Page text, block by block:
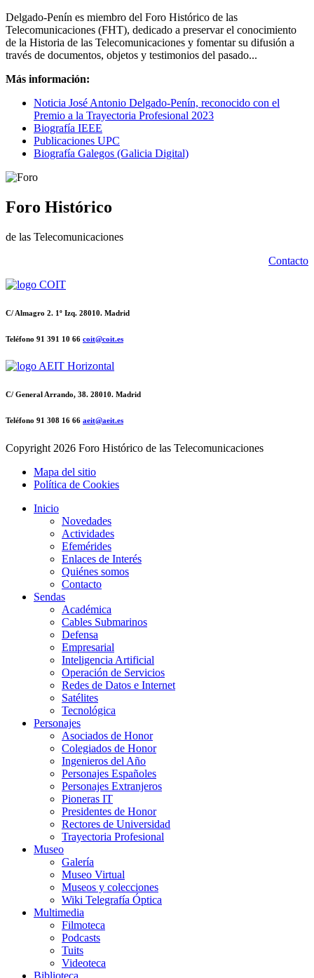
Delgado-Penín es miembro del Foro Histórico de las
Telecomunicaciones (FHT), dedicado a preservar el conocimiento
de la Historia de las Telecomunicaciones y fomentar su difusión a
través de documentos, objetos y testimonios del pasado...
Más información:
Noticia José Antonio Delgado-Penín, reconocido con el
Premio a la Trayectoria Profesional 2023
Biografía IEEE
Publicaciones UPC
Biografía Galegos (Galicia Digital)
Foro Histórico
de las Telecomunicaciones
Contacto
C/ Almagro 2. 1º Izq. 28010. Madrid
Teléfono 91 391 10 66 coit@coit.es
C/ General Arrando, 38. 28010. Madrid
Teléfono 91 308 16 66 aeit@aeit.es
Copyright 2026 Foro Histórico de las Telecomunicaciones
Mapa del sitio
Política de Cookies
Inicio
Novedades
Actividades
Efemérides
Enlaces de Interés
Quiénes somos
Contacto
Sendas
Académica
Cables Submarinos
Defensa
Empresarial
Inteligencia Artificial
Operación de Servicios
Redes de Datos e Internet
Satélites
Tecnológica
Personajes
Asociados de Honor
Colegiados de Honor
Ingenieros del Año
Personajes Españoles
Personajes Extranjeros
Pioneras IT
Presidentes de Honor
Rectores de Universidad
Trayectoria Profesional
Museo
Galería
Museo Virtual
Museos y colecciones
Wiki Telegrafía Óptica
Multimedia
Filmoteca
Podcasts
Tuits
Videoteca